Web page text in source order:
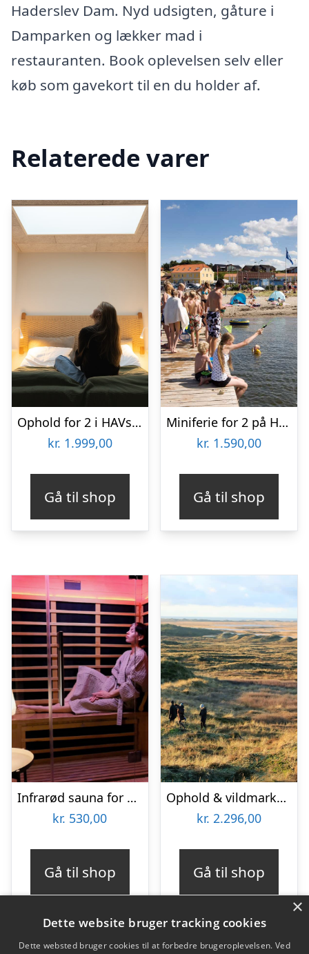
Haderslev Dam. Nyd udsigten, gåture i
Damparken og lækker mad i
restauranten. Book oplevelsen selv eller
køb som gavekort til en du holder af.
Relaterede varer
Ophold for 2 i HAVsuites Prima med stjernekig
kr. 1.999,00
Gå til shop
Miniferie for 2 på Hvalpsund Færgekro
kr. 1.590,00
Gå til shop
Infrarød sauna for 2 personer hos House of Salt
kr. 530,00
Gå til shop
Ophold & vildmarkstur for 2 på Hotel Thinggaard
kr. 2.296,00
Gå til shop
×
Dette website bruger tracking cookies
Dette websted bruger cookies til at forbedre brugeroplevelsen. Ved